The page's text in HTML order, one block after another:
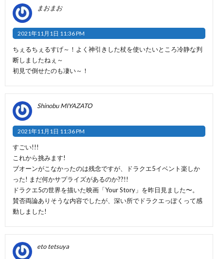
まおまお
2021年11月1日 11:36 PM
ちぇるちぇるすげ～！よく神引きした杖を使いたいところ冷静な判
断しましたねぇ～
初見で倒せたのも凄い～！
Shinobu MIYAZATO
2021年11月1日 11:36 PM
すごい!!!
これから挑みます!
ブオーンがこなかったのは残念ですが、ドラクエ5イベント楽しか
った! まだ何かサプライズがあるのか??!!
ドラクエ5の世界を描いた映画「Your Story」を昨日見ました〜。
賛否両論ありそうな内容でしたが、深い所でドラクエっぽくって感
動しました!
eto tetsuya